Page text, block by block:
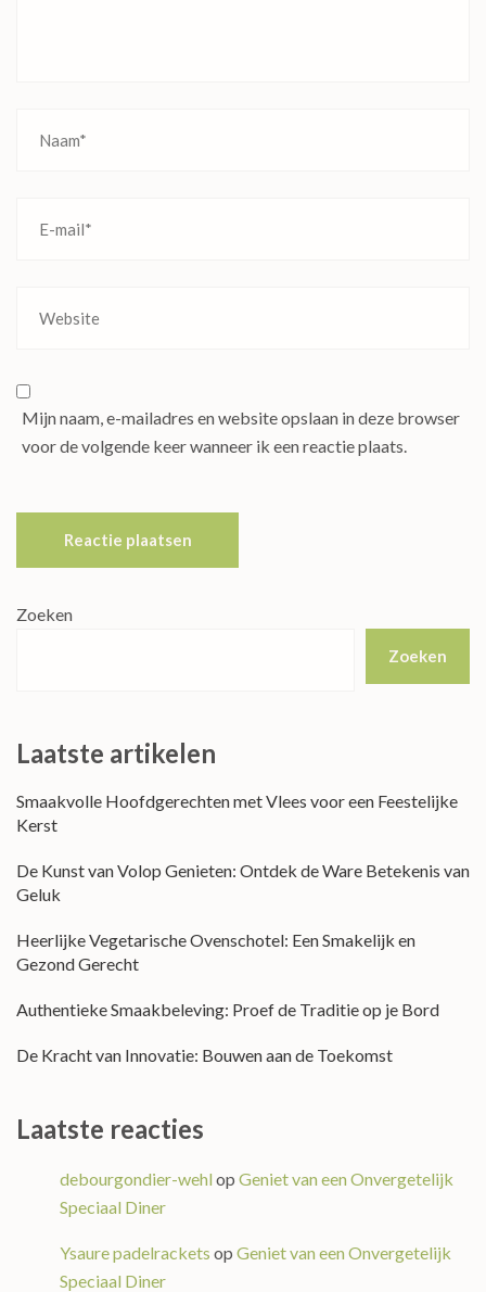
Mijn naam, e-mailadres en website opslaan in deze browser
voor de volgende keer wanneer ik een reactie plaats.
Zoeken
Zoeken
Laatste artikelen
Smaakvolle Hoofdgerechten met Vlees voor een Feestelijke
Kerst
De Kunst van Volop Genieten: Ontdek de Ware Betekenis van
Geluk
Heerlijke Vegetarische Ovenschotel: Een Smakelijk en
Gezond Gerecht
Authentieke Smaakbeleving: Proef de Traditie op je Bord
De Kracht van Innovatie: Bouwen aan de Toekomst
Laatste reacties
debourgondier-wehl op Geniet van een Onvergetelijk
Speciaal Diner
Ysaure padelrackets op Geniet van een Onvergetelijk
Speciaal Diner